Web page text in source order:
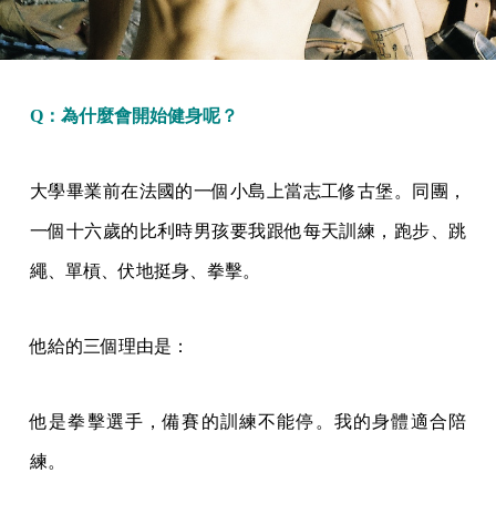
Q：為什麼會開始健身呢？
大學畢業前在法國的一個小島上當志工修古堡。同團，
一個十六歲的比利時男孩要我跟他每天訓練，跑步、跳
繩、單槓、伏地挺身、拳擊。
他給的三個理由是：
他是拳擊選手，備賽的訓練不能停。我的身體適合陪
練。